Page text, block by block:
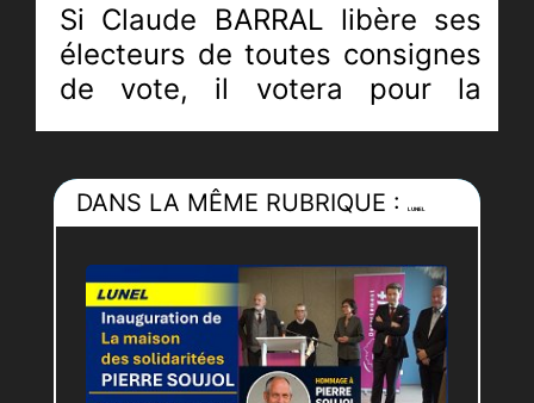
Si Claude BARRAL libère ses
électeurs de toutes consignes
de vote, il votera pour la
nouvelle liste " SOUJOL
Si les reports de voix se font
SOUJOL pourrait devenir le
prochain maire de Lunel et
remporter son pari contre
Claude ARNAUD .
DANS LA MÊME RUBRIQUE :LUNEL